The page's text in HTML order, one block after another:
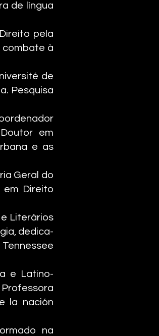
de língua
pela
combate à
de
Pesquisa
em
e as
Geral do
em Direito
Literários
dedica-
e Latino-
la nación
na